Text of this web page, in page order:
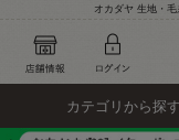
オカダヤ 生地・
カテゴリから探す